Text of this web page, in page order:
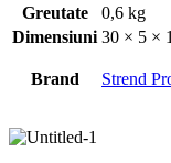
Greutate
0,6 kg
Dimensiuni 30 × 5 ×
Brand Strend